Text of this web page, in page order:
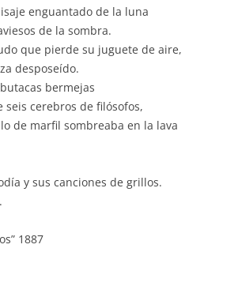
enguantado de la luna
de la sombra.
que pierde su juguete de aire,
desposeído.
bermejas
seis cerebros de filósofos,
de marfil sombreaba en la lava
y sus canciones de grillos.
1887